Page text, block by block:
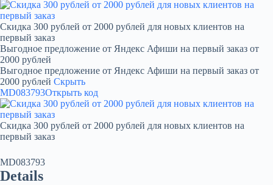
Скидка 300 рублей от 2000 рублей для новых клиентов на
первый заказ
Выгодное предложение от Яндекс Афиши на первый заказ от
2000 рублей
Выгодное предложение от Яндекс Афиши на первый заказ от
2000 рублей Скрыть
MD083793Открыть код
Скидка 300 рублей от 2000 рублей для новых клиентов на
первый заказ
MD083793
Details